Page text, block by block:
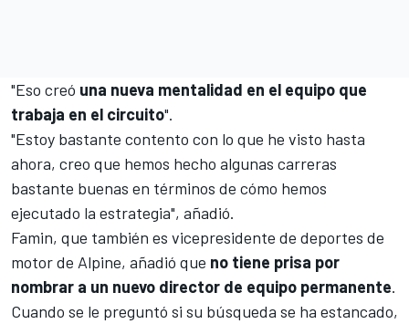
"Eso creó una nueva mentalidad en el equipo que
trabaja en el circuito".
"Estoy bastante contento con lo que he visto hasta
ahora, creo que hemos hecho algunas carreras
bastante buenas en términos de cómo hemos
ejecutado la estrategia", añadió.
Famin, que también es vicepresidente de deportes de
motor de Alpine, añadió que no tiene prisa por
nombrar a un nuevo director de equipo permanente.
Cuando se le preguntó si su búsqueda se ha estancado,